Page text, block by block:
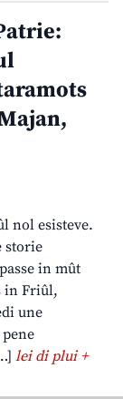
nol esisteve.
storie
in mût
in Friûl,
une
lei di plui +